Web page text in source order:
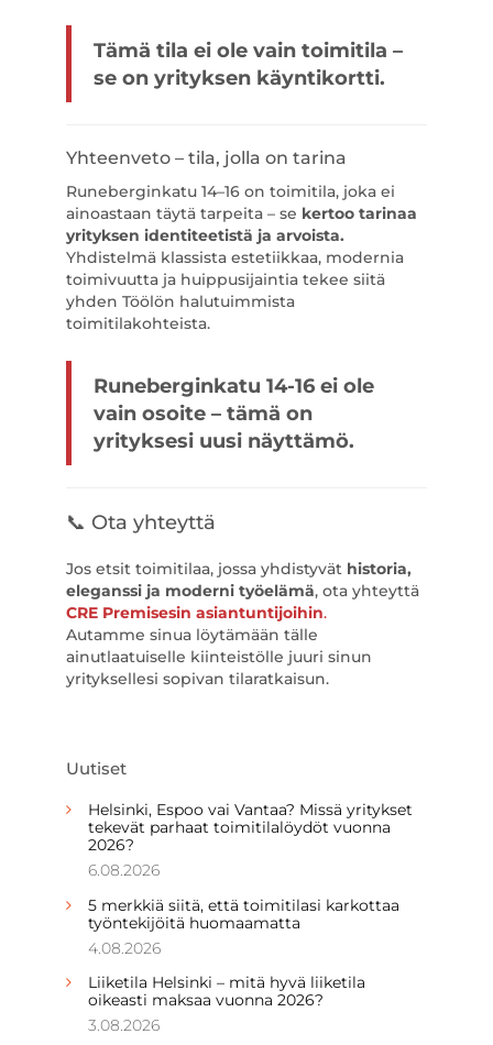
Tämä tila ei ole vain toimitila –
se on yrityksen käyntikortti.
Yhteenveto – tila, jolla on tarina
Runeberginkatu 14–16 on toimitila, joka ei
ainoastaan täytä tarpeita – se kertoo tarinaa
yrityksen identiteetistä ja arvoista.
Yhdistelmä klassista estetiikkaa, modernia
toimivuutta ja huippusijaintia tekee siitä
yhden Töölön halutuimmista
toimitilakohteista.
Runeberginkatu 14-16 ei ole
vain osoite – tämä on
yrityksesi uusi näyttämö.
📞 Ota yhteyttä
Jos etsit toimitilaa, jossa yhdistyvät historia,
eleganssi ja moderni työelämä, ota yhteyttä
CRE Premisesin asiantuntijoihin.
Autamme sinua löytämään tälle
ainutlaatuiselle kiinteistölle juuri sinun
yrityksellesi sopivan tilaratkaisun.
Uutiset
Helsinki, Espoo vai Vantaa? Missä yritykset
tekevät parhaat toimitilalöydöt vuonna
2026?
6.08.2026
5 merkkiä siitä, että toimitilasi karkottaa
työntekijöitä huomaamatta
4.08.2026
Liiketila Helsinki – mitä hyvä liiketila
oikeasti maksaa vuonna 2026?
3.08.2026